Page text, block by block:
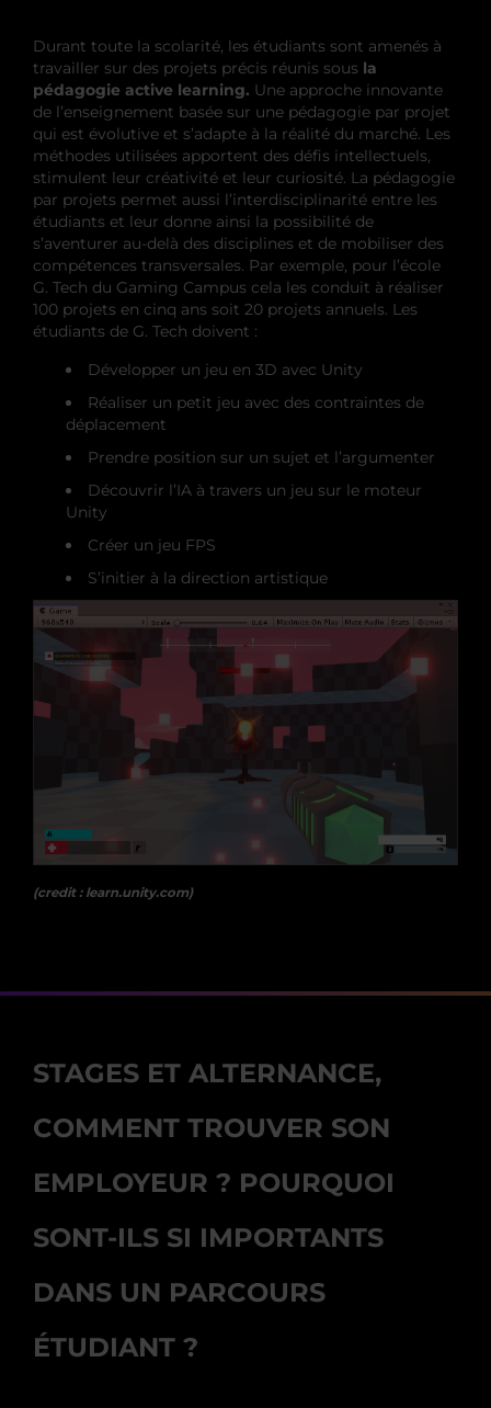
Durant toute la scolarité, les étudiants sont amenés à
travailler sur des projets précis réunis sous la
pédagogie active learning. Une approche innovante
de l’enseignement basée sur une pédagogie par projet
qui est évolutive et s’adapte à la réalité du marché. Les
méthodes utilisées apportent des défis intellectuels,
stimulent leur créativité et leur curiosité. La pédagogie
par projets permet aussi l’interdisciplinarité entre les
étudiants et leur donne ainsi la possibilité de
s’aventurer au-delà des disciplines et de mobiliser des
compétences transversales. Par exemple, pour l’école
G. Tech du Gaming Campus cela les conduit à réaliser
100 projets en cinq ans soit 20 projets annuels. Les
étudiants de G. Tech doivent :
Développer un jeu en 3D avec Unity
Réaliser un petit jeu avec des contraintes de
déplacement
Prendre position sur un sujet et l’argumenter
Découvrir l’IA à travers un jeu sur le moteur
Unity
Créer un jeu FPS
S’initier à la direction artistique
(credit : learn.unity.com)
STAGES ET ALTERNANCE,
COMMENT TROUVER SON
EMPLOYEUR ? POURQUOI
SONT-ILS SI IMPORTANTS
DANS UN PARCOURS
ÉTUDIANT ?